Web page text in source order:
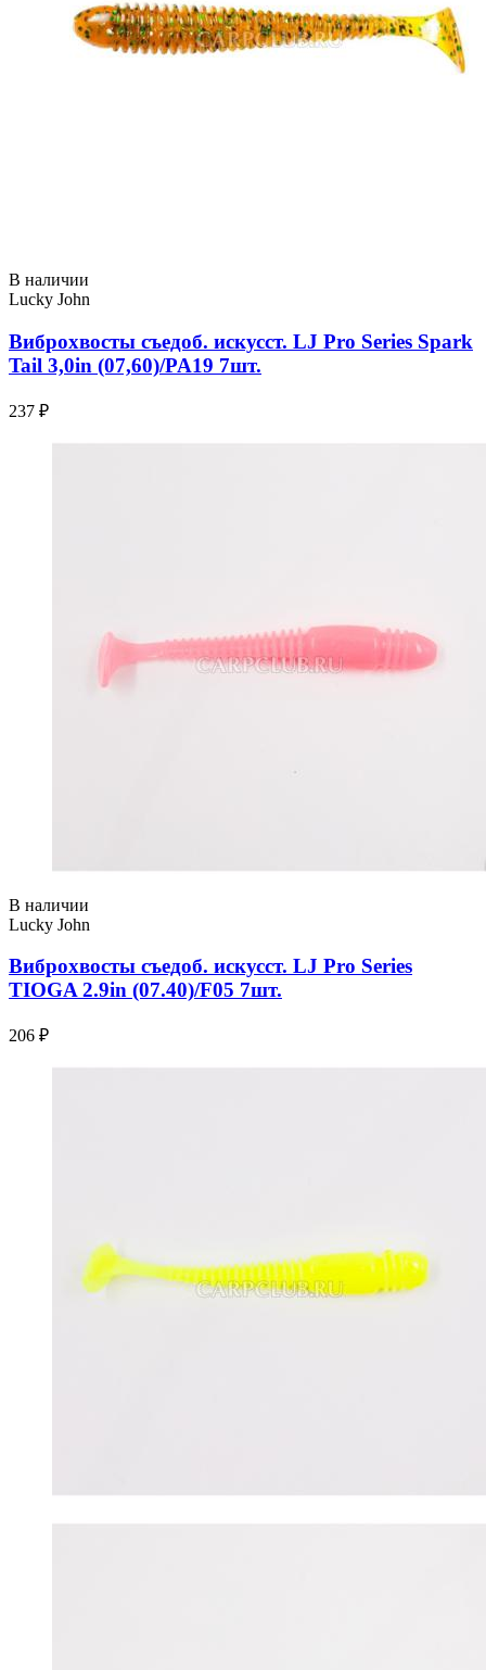
В наличии
Lucky John
Виброхвосты съедоб. искусст. LJ Pro Series Spark
Tail 3,0in (07,60)/PA19 7шт.
237 ₽
В наличии
Lucky John
Виброхвосты съедоб. искусст. LJ Pro Series
TIOGA 2.9in (07.40)/F05 7шт.
206 ₽